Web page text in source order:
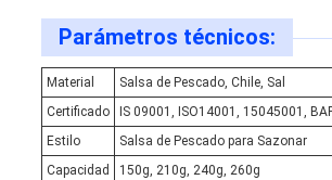
Parámetros técnicos:
Material
Salsa de Pescado, Chile, Sal
Certificado
IS 09001, ISO14001, 15045001,
Estilo
Salsa de Pescado para Sazonar
Capacidad
150g, 210g, 240g, 260g